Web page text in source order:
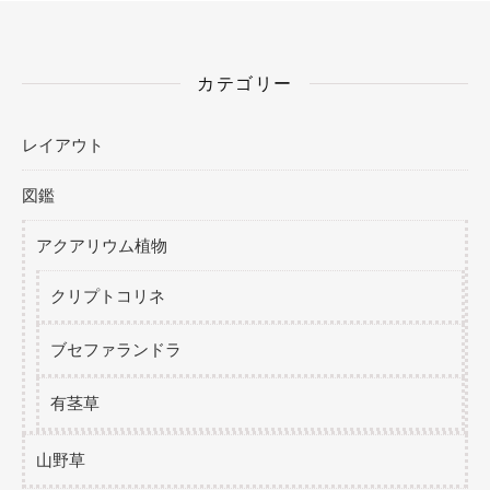
カテゴリー
レイアウト
図鑑
アクアリウム植物
クリプトコリネ
ブセファランドラ
有茎草
山野草